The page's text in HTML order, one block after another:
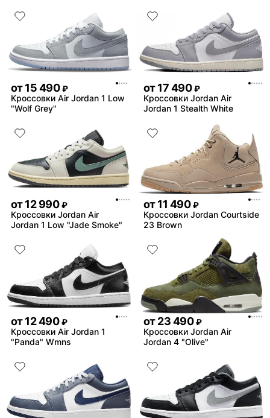
от15 490 ₽
Кроссовки Air Jordan 1 Low
"Wolf Grey"
от17 490 ₽
Кроссовки Jordan Air
Jordan 1 Stealth White
от12 990 ₽
Кроссовки Jordan Air
Jordan 1 Low "Jade Smoke"
от11 490 ₽
Кроссовки Jordan Courtside
23 Brown
от12 490 ₽
Кроссовки Air Jordan 1
"Panda" Wmns
от23 490 ₽
Кроссовки Jordan Air
Jordan 4 "Olive"